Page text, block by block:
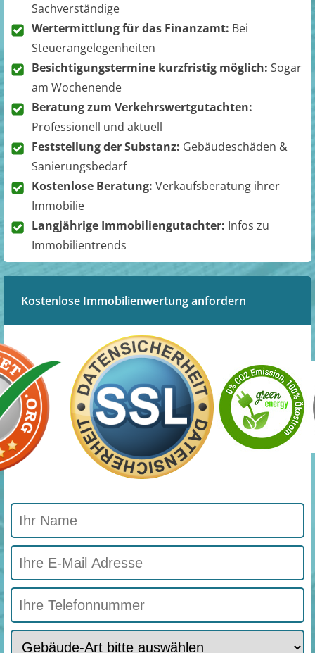
Sachverständige
Wertermittlung für das Finanzamt: Bei
Steuerangelegenheiten
Besichtigungstermine kurzfristig möglich: Sogar
am Wochenende
Beratung zum Verkehrswertgutachten:
Professionell und aktuell
Feststellung der Substanz: Gebäudeschäden &
Sanierungsbedarf
Kostenlose Beratung: Verkaufsberatung ihrer
Immobilie
Langjährige Immobiliengutachter: Infos zu
Immobilientrends
Kostenlose Immobilienwertung anfordern